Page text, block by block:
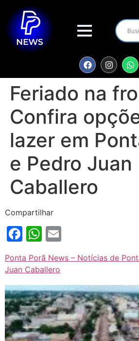
Feriado na
Confira
lazer em
e Pedro Juan
Caballero
Compartilhar
Facebook
WhatsApp
Ponta Porã News – Notícias de
Juan Caballero